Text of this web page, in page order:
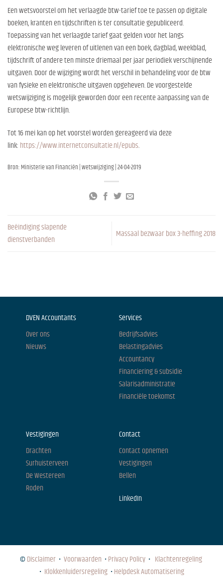
Een wetsvoorstel om het verlaagde btw-tarief toe te passen op digitale
boeken, kranten en tijdschriften is ter consultatie gepubliceerd.
Toepassing van het verlaagde tarief gaat gelden voor het langs
elektronische weg leveren of uitlenen van een boek, dagblad, weekblad,
tijdschrift of andere ten minste driemaal per jaar periodiek verschijnende
uitgaven. Door de wijziging wordt het verschil in behandeling voor de btw
van fysieke en elektronische uitgaven opgeheven. De voorgestelde
wetswijziging is mogelijk geworden door een recente aanpassing van de
Europese btw-richtlijn.
Tot 16 mei kan op het voorstel worden gereageerd via deze
link: https://www.internetconsultatie.nl/epubs.
Bron: Ministerie van Financiën | wetswijziging | 24-04-2019
Beëindiging slapende
dienstverbanden
Massaal bezwaar box 3-heffing 2018
DVEN Accountants
Over ons
Nieuws
Services
Bedrijfsadvies
Belastingadvies
Accountancy
Financiering & subsidie
Salarisadministratie
Financiële toekomst
Vestigingen
Drachten
Surhuisterveen
De Westereen
Roden
Contact
Contact opnemen
Vestigingen
Bellen
LinkedIn
©Disclaimer• Voorwaarden •Privacy Policy• Klachtenregeling
• Klokkenluidersregeling•Helpdesk Automatisering